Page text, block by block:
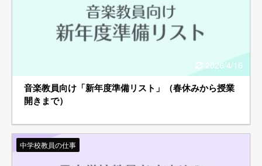
2026/4/16
音楽教員向け「新年度準備リスト」（春休みから授業
開きまで）
中学校教員の仕事